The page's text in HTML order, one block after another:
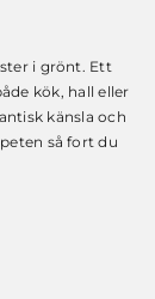
i grönt. Ett
kök, hall eller
känsla och
så fort du